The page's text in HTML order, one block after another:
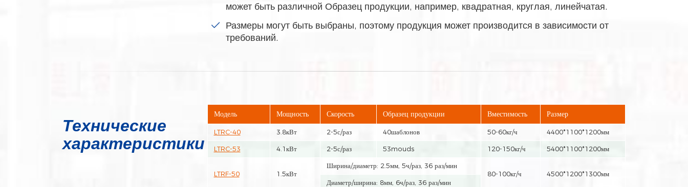
может быть различной Образец продукции, например, квадратная, круглая, линейчатая.
Размеры могут быть выбраны, поэтому продукция может производится в зависимости от
требований.
Технические
характеристики
Модель Мощность Скорость Образец продукции Вместимость Размер
LTRC-40 3.8кВт 2-5с/раз 40шаблонов 50-60кг/ч 4400*1100*1200мм
LTRC-53 4.1кВт 2-5с/раз 53mouds 120-150кг/ч 5400*1100*1200мм
LTRF-50 1.5кВт
Ширина/диаметр: 2.5мм, 5ч/раз, 36 раз/мин
80-100кг/ч
4500*1200*1300мм
Диаметр/ширина: 8мм, 6ч/раз, 36 раз/мин